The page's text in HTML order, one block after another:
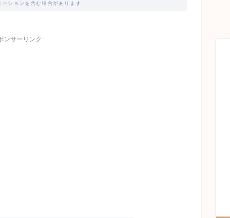
ーションを含む場合があります
ンサーリンク